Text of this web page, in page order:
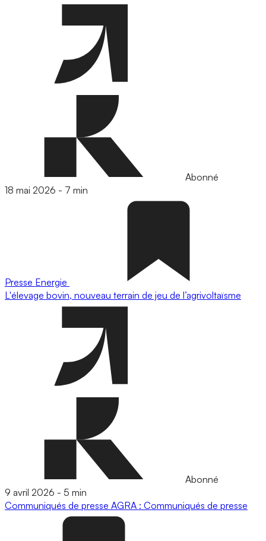
Abonné
18 mai 2026 - 7 min
Presse Energie
L'élevage bovin, nouveau terrain de jeu de l’agrivoltaïsme
Abonné
9 avril 2026 - 5 min
Communiqués de presse AGRA : Communiqués de presse